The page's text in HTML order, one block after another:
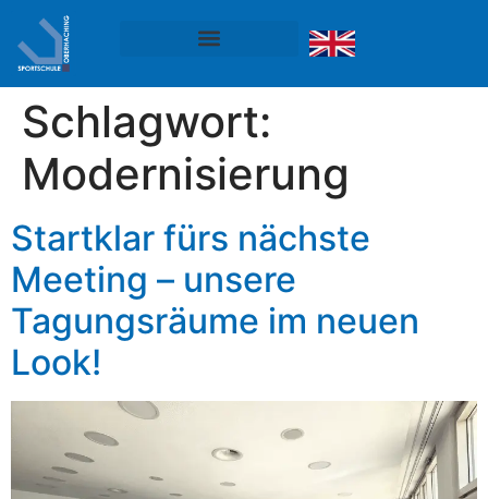
Schlagwort:
Modernisierung
Startklar fürs nächste
Meeting – unsere
Tagungsräume im neuen
Look!